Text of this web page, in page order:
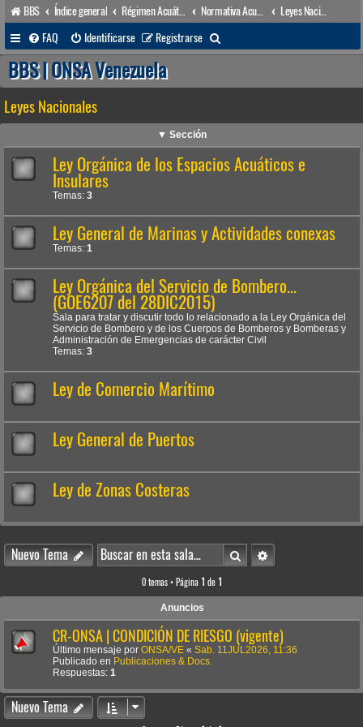
BBS Índice general
Leyes Nacionales
FAQ
Identificarse Registrarse
u
a
r
BBS | ONSA Venezuela
Leyes Nacionales
▼ Sección
Ley Orgánica de los Espacios Acuáticos e
Insulares
Temas: 3
Ley General de Marinas y Actividades conexas
Temas: 1
Ley Orgánica del Servicio de Bombero...
(GOE6207 del 28DIC2015)
Sala para tratar y discutir todo lo relacionado a la Ley Orgánica del
Servicio de Bombero y de los Cuerpos de Bomberos y Bomberas y
Administración de Emergencias de carácter Civil
Temas: 3
Ley de Comercio Marítimo
Ley General de Puertos
Ley de Zonas Costeras
Nuevo Tema BuscarBúsqueda avanzada
0 temas • Página 1 de 1
Anuncios
CR-ONSA | CONDICIÓN DE RIESGO (vigente)
Último mensaje por ONSA/VE « Sab. 11JUL2026, 11:36
Publicado en Publicaciones & Docs.
Respuestas: 1
Nuevo Tema